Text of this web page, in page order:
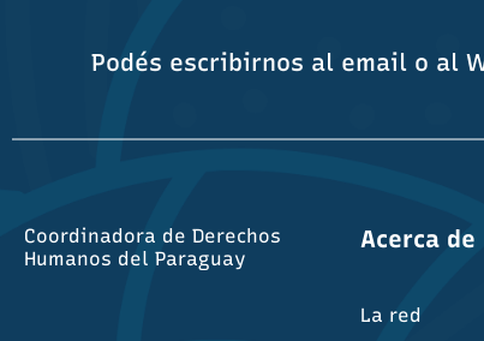
Podés escribirnos al email o al
Coordinadora de Derechos
Humanos del Paraguay
Acerca de
La red